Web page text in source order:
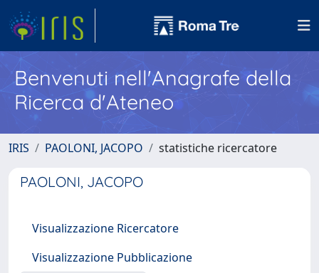
Benvenuti nell'Anagrafe della
Ricerca d'Ateneo
IRIS PAOLONI, JACOPO statistiche ricercatore
PAOLONI, JACOPO
Visualizzazione Ricercatore
Visualizzazione Pubblicazione